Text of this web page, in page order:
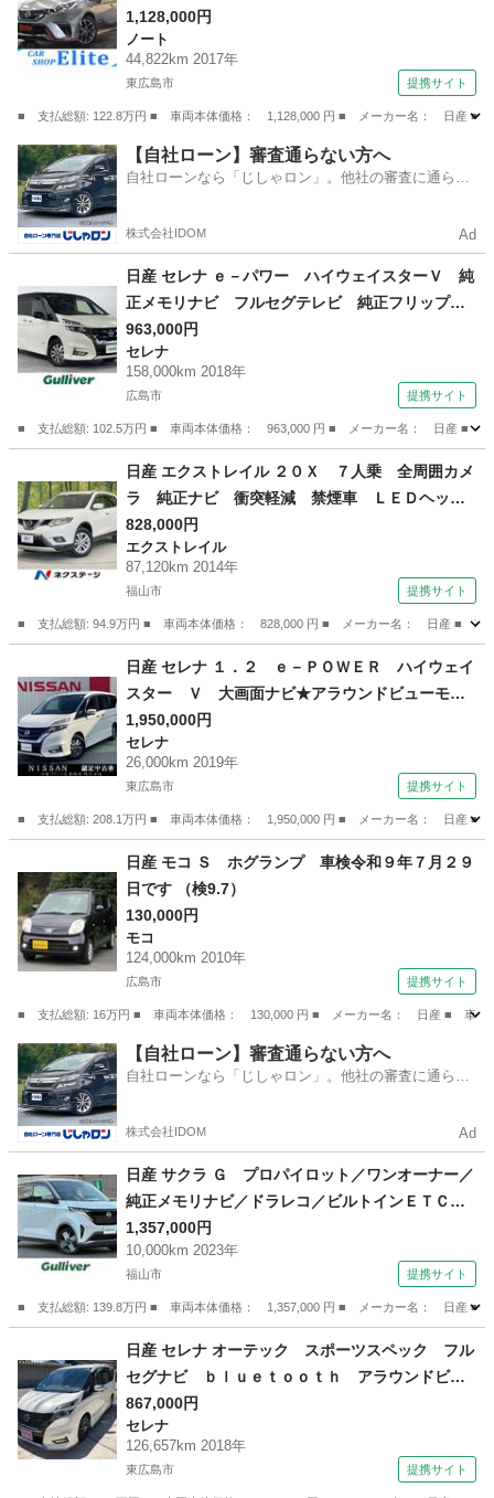
社外ＵＳＢオーディオ ＥＴＣ スマートキー
オートエアコン （車検整備付）
1,128,000円
ノート
44,822km 2017年
東広島市 提携サイト
■ 支払総額: 122.8万円 ■ 車両本体価格： 1,128,000 円 ■ メーカー名： 日産 ■
広島 東広島市 ノート
【自社ローン】審査通らない方へ
自社ローンなら「じしゃロン」。他社の審査に通らな
株式会社IDOM Ad
日産 セレナ ｅ－パワー ハイウェイスターＶ 純
正メモリナビ フルセグテレビ 純正フリップダ
ウンモニター クルーズコントロール プッシュ
スタート 両側パワースライドドア ＥＴＣ （検
9.5）
963,000円
セレナ
158,000km 2018年
広島市 提携サイト
■ 支払総額: 102.5万円 ■ 車両本体価格： 963,000 円 ■ メーカー名： 日産 ■
セレナ
日産 エクストレイル ２０Ｘ ７人乗 全周囲カメ
ラ 純正ナビ 衝突軽減 禁煙車 ＬＥＤヘッ
ド コーナーセンサー シートヒーター スマー
トキー ルーフレール クルコン ＥＴＣ オー
トライト／エアコン Ｂｌｕｅｔｏｏｔｈ ＣＤ
828,000円
エクストレイル
87,120km 2014年
福山市 提携サイト
■ 支払総額: 94.9万円 ■ 車両本体価格： 828,000 円 ■ メーカー名： 日産 ■
エクストレイル
日産 セレナ １．２ ｅ－ＰＯＷＥＲ ハイウェイ
スター Ｖ 大画面ナビ★アラウンドビューモニ
ター★シート＆ハンドルヒーター★プロパイロッ
ト★両側電動スライド★ＥＴＣ★スマートミラー
★ドラレコ★ワンオーナー♪ （車検整備付）
1,950,000円
セレナ
26,000km 2019年
東広島市 提携サイト
■ 支払総額: 208.1万円 ■ 車両本体価格： 1,950,000 円 ■ メーカー名： 日産 ■
セレナ
日産 モコ Ｓ ホグランプ 車検令和９年７月２９
日です （検9.7）
130,000円
モコ
124,000km 2010年
広島市 提携サイト
■ 支払総額: 16万円 ■ 車両本体価格： 130,000 円 ■ メーカー名： 日産 ■ 車
広島 広島市 モコ
【自社ローン】審査通らない方へ
自社ローンなら「じしゃロン」。他社の審査に通らな
株式会社IDOM Ad
日産 サクラ Ｇ プロパイロット／ワンオーナー／
純正メモリナビ／ドラレコ／ビルトインＥＴＣ
２．０／クルーズコントロール／Ｂｌｕｅｔｏｏ
ｔｈ／シートヒーター／前後コーナーセンサー／
オートマハイビーム／アラウンドビュー （検10.
7）
1,357,000円
10,000km 2023年
福山市 提携サイト
■ 支払総額: 139.8万円 ■ 車両本体価格： 1,357,000 円 ■ メーカー名： 日産 ■
日産
日産 セレナ オーテック スポーツスペック フル
セグナビ ｂｌｕｅｔｏｏｔｈ アラウンドビュ
ーモニター インテリジェントルームミラー 後
席フリップダウンモニター 両側パワースライド
ドア パーキングアシスト ドライブレコーダ
867,000円
セレナ
126,657km 2018年
東広島市 提携サイト